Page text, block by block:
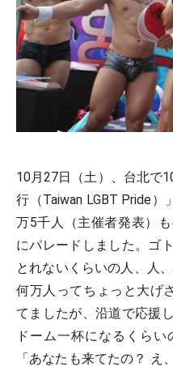
10月27日（土）、台北で
行（Taiwan LGBT Pride
万5千人（主催者発表）
にパレードしました。ゴ
とれないくらいの人、人
何万人ってちょっと大げ
てましたが、沿道で応援
ドーム一杯になるくらい
「あなたも来てたの？